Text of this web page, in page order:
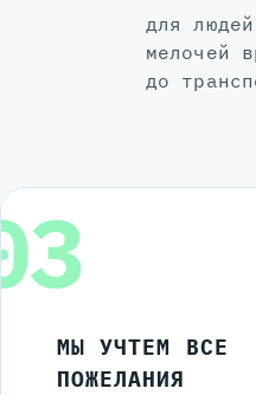
для людей, а не для галочки: без
мелочей
до
03
МЫ УЧТЕМ ВСЕ
ПОЖЕЛАНИЯ